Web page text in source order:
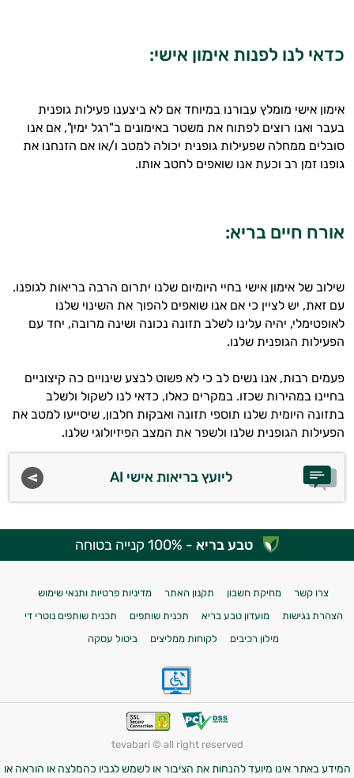
כדאי לנו לפנות אימון אישי:
אימון אישי מומלץ עבורנו במיוחד אם לא ביצענו פעילות גופנית
בעבר ואנו רוצים לפתוח את משטר באימונים ב"רגל ימין", אם אנו
סובלים ממחלה שפעילות גופנית יכולה למטב ו/או אם הזנחנו את
גופנו זמן רב וכעת אנו שואפים לחטב אותו.
אורח חיים בריא:
שילוב של אימון אישי בחיי היומיום שלנו יתרום הרבה בריאות לגופנו.
עם זאת, יש לציין כי אם אנו שואפים להפוך את השינוי שלנו
לאופטימלי, יהיה עלינו לשלב תזונה נכונה ושינה מרובה, יחד עם
הפעילות הגופנית שלנו.
פעמים רבות, אנו נשים לב כי לא פשוט לבצע שינויים כה קיצוניים
בחיינו במהירות שכזו. במקרים כאלו, כדאי לנו לשקול ולשלב
בתזונה היומית שלנו תוספי תזונה ואבקות חלבון, שיסייעו למטב את
הפעילות הגופנית שלנו ולשפר את המצב הפיזיולוגי שלנו.
ליועץ בריאות אישי AI
טבע בריא - 100% קנייה בטוחה
צרו קשר מחיקת חשבון תקנון האתר
מדיניות פרטיות ותנאי שימוש
הצהרת נגישות
מועדון טבע בריא תכנית שותפים
תכנית שותפים נוטרי די
מילון רכיבים
לקוחות ממליצים ביטול עסקה
tevabari © all right reserved
המידע באתר אינו מיועד להנחות את הציבור או לשמש לגביו כהמלצה או הוראה או